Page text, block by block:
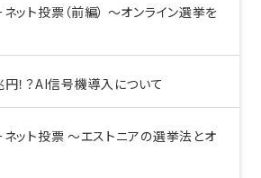
ット投票（前編） ～オンライン選挙を
！？AI信号機導入について
ット投票 ～エストニアの選挙法とオ